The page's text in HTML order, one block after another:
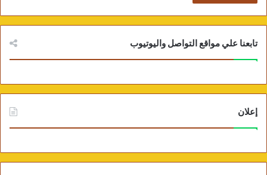
تابعنا علي مواقع التواصل واليوتيوب
إعلان